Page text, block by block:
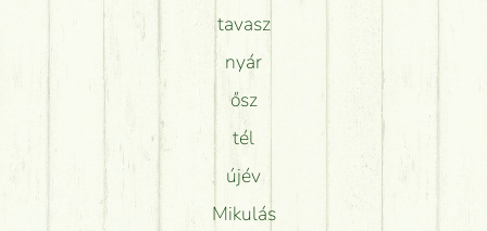
tavasz
nyár
ősz
tél
újév
Mikulás